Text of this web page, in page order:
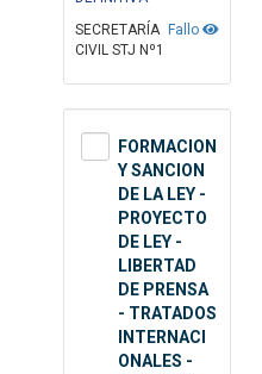
Fallo
SECRETARÍA
CIVIL STJ Nº1
FORMACION
Y SANCION
DE LA LEY -
PROYECTO
DE LEY -
LIBERTAD
DE PRENSA
- TRATADOS
INTERNACI
ONALES -